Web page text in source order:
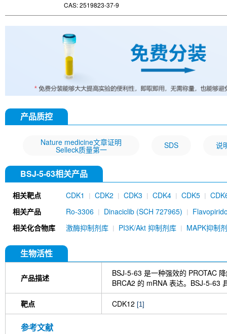
CAS: 2519823-37-9
产品质控
Nature medicine文章证明
Selleck质量第一 SDS 说
BSJ-5-63相关产品
相关靶点 CDK1 CDK2 CDK3 CDK4 CDK5
相关产品 Ro-3306 Dinaciclib (SCH 727965)
JNJ-7706621
AZD5438
K03861 (AUZ454)
Kenpaullone
SEL120 (SEL120-34A)
G1T38
Samuraciclib
CGP60474
Phospho-Rb
Cdc25C Antibody (Rabbit mAb) [K18P10]
Simurosertib
Cyclin B1 Antibody (Rabbit mAb) [F4L11]
BAY
相关化合物库 激酶抑制剂库 PI3K/Akt 抑制剂库 MAPK抑制
生物活性
产品描述
BSJ-5-63 是一种强效的 PROTAC
BRCA2 的 mRNA 表达。BSJ-5-63
靶点 CDK12 [1]
参考文献